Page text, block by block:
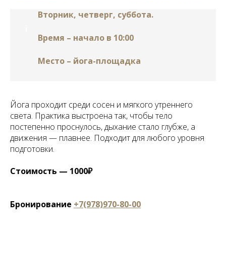
Вторник, четверг, суббота.
Время – начало в 10:00
Место – йога-площадка
Йога проходит среди сосен и мягкого утреннего
света. Практика выстроена так, чтобы тело
постепенно проснулось, дыхание стало глубже, а
движения — плавнее. Подходит для любого уровня
подготовки.
Стоимость — 1000₽
Бронирование +7(978)970-80-00